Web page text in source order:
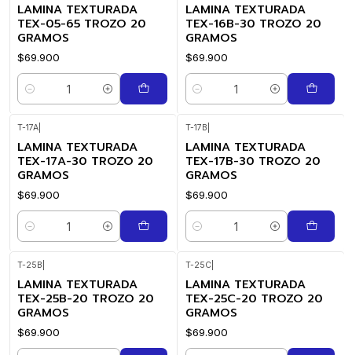
LAMINA TEXTURADA
TEX-05-65 TROZO 20
GRAMOS
$69.900
Cantidad
LAMINA TEXTURADA
TEX-16B-30 TROZO 20
GRAMOS
$69.900
Cantidad
T-17A
LAMINA TEXTURADA
TEX-17A-30 TROZO 20
GRAMOS
$69.900
Cantidad
T-17B
LAMINA TEXTURADA
TEX-17B-30 TROZO 20
GRAMOS
$69.900
Cantidad
T-25B
LAMINA TEXTURADA
TEX-25B-20 TROZO 20
GRAMOS
$69.900
T-25C|
LAMINA TEXTURADA
TEX-25C-20 TROZO 20
GRAMOS
$69.900